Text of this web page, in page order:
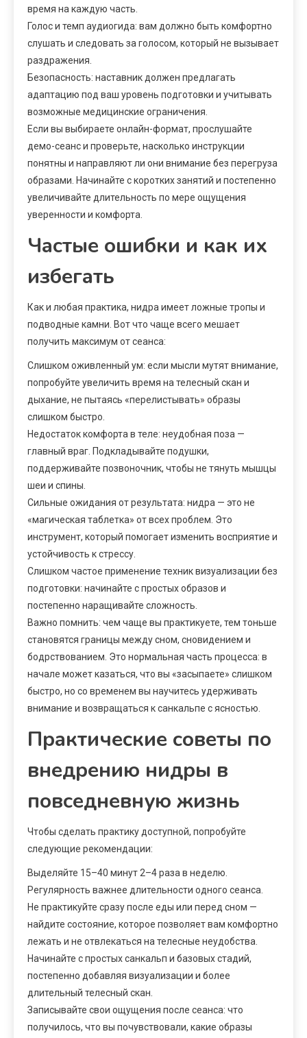
время на каждую часть.
Голос и темп аудиогида: вам должно быть комфортно
слушать и следовать за голосом, который не вызывает
раздражения.
Безопасность: наставник должен предлагать
адаптацию под ваш уровень подготовки и учитывать
возможные медицинские ограничения.
Если вы выбираете онлайн-формат, прослушайте
демо-сеанс и проверьте, насколько инструкции
понятны и направляют ли они внимание без перегруза
образами. Начинайте с коротких занятий и постепенно
увеличивайте длительность по мере ощущения
уверенности и комфорта.
Частые ошибки и как их
избегать
Как и любая практика, нидра имеет ложные тропы и
подводные камни. Вот что чаще всего мешает
получить максимум от сеанса:
Слишком оживленный ум: если мысли мутят внимание,
попробуйте увеличить время на телесный скан и
дыхание, не пытаясь «перелистывать» образы
слишком быстро.
Недостаток комфорта в теле: неудобная поза —
главный враг. Подкладывайте подушки,
поддерживайте позвоночник, чтобы не тянуть мышцы
шеи и спины.
Сильные ожидания от результата: нидра — это не
«магическая таблетка» от всех проблем. Это
инструмент, который помогает изменить восприятие и
устойчивость к стрессу.
Слишком частое применение техник визуализации без
подготовки: начинайте с простых образов и
постепенно наращивайте сложность.
Важно помнить: чем чаще вы практикуете, тем тоньше
становятся границы между сном, сновидением и
бодрствованием. Это нормальная часть процесса: в
начале может казаться, что вы «засыпаете» слишком
быстро, но со временем вы научитесь удерживать
внимание и возвращаться к санкальпе с ясностью.
Практические советы по
внедрению нидры в
повседневную жизнь
Чтобы сделать практику доступной, попробуйте
следующие рекомендации:
Выделяйте 15–40 минут 2–4 раза в неделю.
Регулярность важнее длительности одного сеанса.
Не практикуйте сразу после еды или перед сном —
найдите состояние, которое позволяет вам комфортно
лежать и не отвлекаться на телесные неудобства.
Начинайте с простых санкальп и базовых стадий,
постепенно добавляя визуализации и более
длительный телесный скан.
Записывайте свои ощущения после сеанса: что
получилось, что вы почувствовали, какие образы